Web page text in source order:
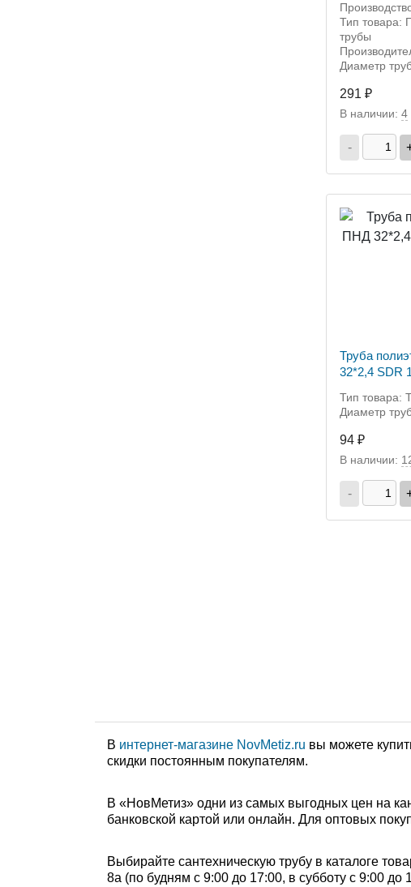
Тип товара:
трубы
Диаметр
291 ₽
В наличии: 4
-
Труба
32*2,4 SDR
Тип товара:
Диаметр
94 ₽
В наличии:
-
В интернет-магазине NovMetiz.ru вы можете
скидки постоянным покупателям.
В «НовМетиз» одни из самых выгодных цен на
банковской картой или онлайн. Для оптовых
Выбирайте сантехническую трубу в каталоге
8а (по будням с 9:00 до 17:00, в субботу с 9:00